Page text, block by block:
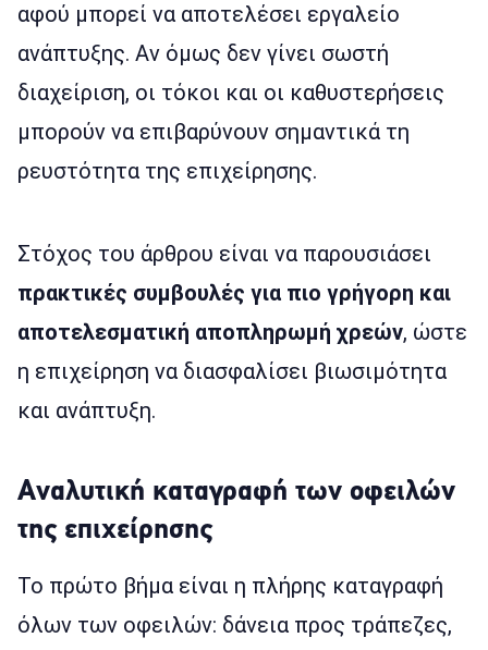
αφού μπορεί να αποτελέσει εργαλείο
ανάπτυξης. Αν όμως δεν γίνει σωστή
διαχείριση, οι τόκοι και οι καθυστερήσεις
μπορούν να επιβαρύνουν σημαντικά τη
ρευστότητα της επιχείρησης.
Στόχος του άρθρου είναι να παρουσιάσει
πρακτικές συμβουλές για πιο γρήγορη και
αποτελεσματική αποπληρωμή χρεών, ώστε
η επιχείρηση να διασφαλίσει βιωσιμότητα
και ανάπτυξη.
Αναλυτική καταγραφή των οφειλών
της επιχείρησης
Το πρώτο βήμα είναι η πλήρης καταγραφή
όλων των οφειλών: δάνεια προς τράπεζες,